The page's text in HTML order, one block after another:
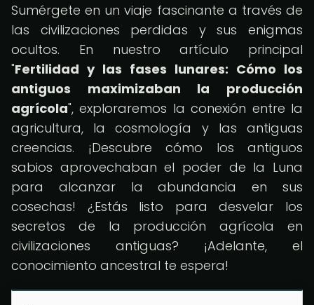
Sumérgete en un viaje fascinante a través de
las civilizaciones perdidas y sus enigmas
ocultos. En nuestro artículo principal
"Fertilidad y las fases lunares: Cómo los
antiguos maximizaban la producción
agrícola", exploraremos la conexión entre la
agricultura, la cosmología y las antiguas
creencias. ¡Descubre cómo los antiguos
sabios aprovechaban el poder de la Luna
para alcanzar la abundancia en sus
cosechas! ¿Estás listo para desvelar los
secretos de la producción agrícola en
civilizaciones antiguas? ¡Adelante, el
conocimiento ancestral te espera!